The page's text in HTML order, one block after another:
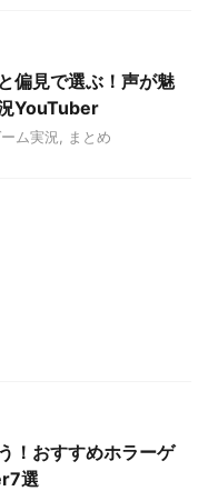
偏見で選ぶ！声が魅
YouTuber
ム実況 まとめ
！おすすめホラーゲ
選